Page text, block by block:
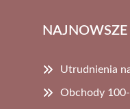
Utrudnienia
Obchody